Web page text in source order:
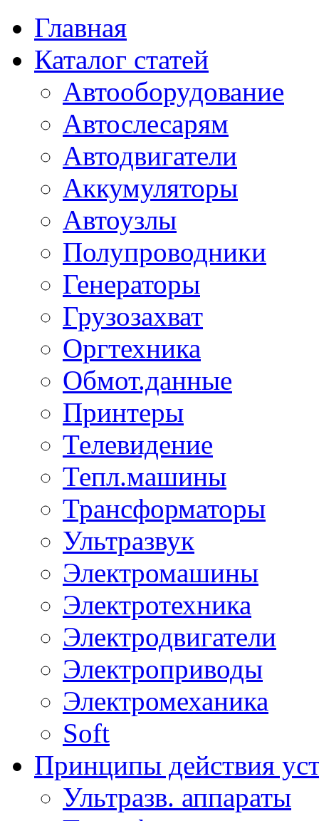
Главная
Каталог статей
Автооборудование
Автослесарям
Автодвигатели
Аккумуляторы
Автоузлы
Полупроводники
Генераторы
Грузозахват
Оргтехника
Обмот.данные
Принтеры
Телевидение
Тепл.машины
Трансформаторы
Ультразвук
Электромашины
Электротехника
Электродвигатели
Электроприводы
Электромеханика
Soft
Принципы действия
Ультразв. аппараты